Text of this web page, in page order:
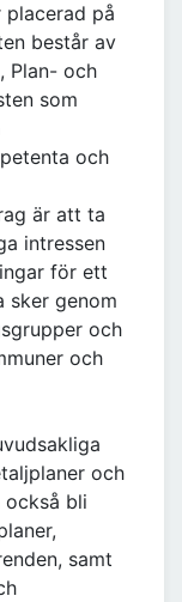
placerad på
består av
Plan- och
som
och
är att ta
intressen
för ett
sker genom
och
och
och
också bli
samt